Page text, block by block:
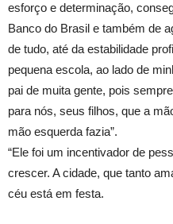
esforço e determinação,
Banco do Brasil e também de
de tudo, até da estabilidade
pequena escola, ao lado de
pai de muita gente, pois
para nós, seus filhos, que a
mão esquerda fazia”.
“Ele foi um incentivador de
crescer. A cidade, que tanto
céu está em festa.